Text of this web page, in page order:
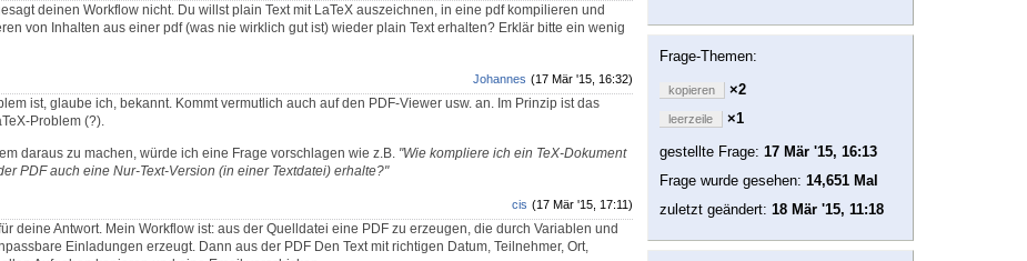
deinen Workflow nicht. Du willst plain Text mit LaTeX auszeichnen, in eine pdf kompilieren und
von Inhalten aus einer pdf (was nie wirklich gut ist) wieder plain Text erhalten? Erklär bitte ein wenig
(17 Mär '15, 16:32)
Johannes
ist, glaube ich, bekannt. Kommt vermutlich auch auf den PDF-Viewer usw. an. Im Prinzip ist das
Problem (?).
daraus zu machen, würde ich eine Frage vorschlagen wie z.B. "Wie kompliere ich ein TeX-Dokument
PDF auch eine Nur-Text-Version (in einer Textdatei) erhalte?"
(17 Mär '15, 17:11)
cis
deine Antwort. Mein Workflow ist: aus der Quelldatei eine PDF zu erzeugen, die durch Variablen und
Einladungen erzeugt. Dann aus der PDF Den Text mit richtigen Datum, Teilnehmer, Ort,
Frage-Themen:
kopieren ×2
leerzeile
×1
gestellte Frage: 17 Mär '15, 16:13
Frage wurde gesehen: 14,651 Mal
zuletzt geändert: 18 Mär '15, 11:18